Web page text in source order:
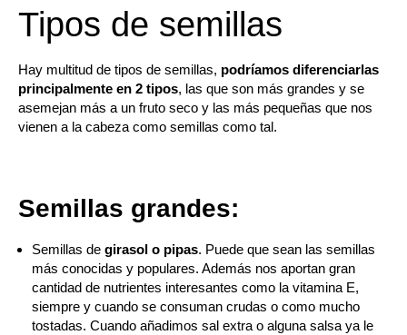
Tipos de semillas
Hay multitud de tipos de semillas, podríamos diferenciarlas
principalmente en 2 tipos, las que son más grandes y se
asemejan más a un fruto seco y las más pequeñas que nos
vienen a la cabeza como semillas como tal.
Semillas grandes:
Semillas de girasol o pipas. Puede que sean las semillas
más conocidas y populares. Además nos aportan gran
cantidad de nutrientes interesantes como la vitamina E,
siempre y cuando se consuman crudas o como mucho
tostadas. Cuando añadimos sal extra o alguna salsa ya le